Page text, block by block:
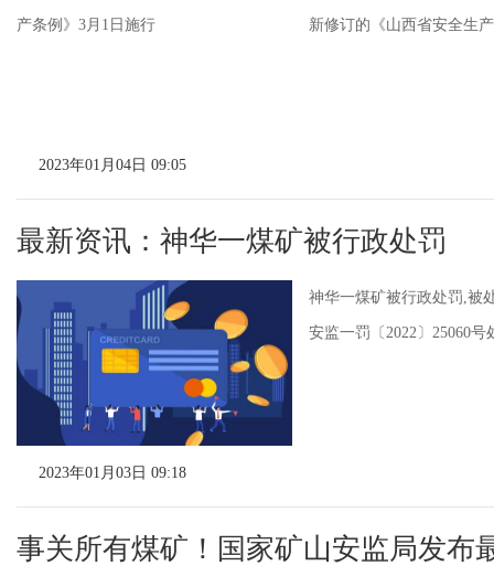
新修订的《山西省安全生
2023年01月04日 09:05
最新资讯：神华一煤矿被行政处罚
神华一煤矿被行政处罚,被
安监一罚〔2022〕25060
2023年01月03日 09:18
事关所有煤矿！国家矿山安监局发布